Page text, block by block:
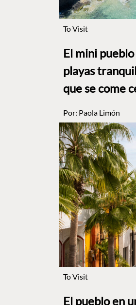
To Visit
El mini
playas
que se come
Por: Paola Limón
To Visit
El pueblo en